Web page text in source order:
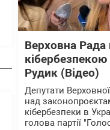
Верховна
кібербезпекою
Рудик (Відео)
Депутати
над
кібербезпеки в
голова партії